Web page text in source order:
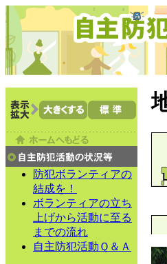
防犯ボランティアの
結成を！
ボランティアの立ち
上げから活動に至る
までの流れ
自主防犯活動Ｑ＆Ａ